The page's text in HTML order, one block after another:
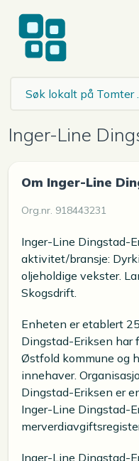
Inger-Line
Om Inger-Line
Org.nr. 918443231
Inger-Line Dingstad-
aktivitet/bransje:
oljeholdige vekster.
Skogsdrift.
Enheten er etablert
Dingstad-Eriksen har
Østfold kommune og
innehaver.
Dingstad-Eriksen er
Inger-Line Dingstad-
Inger-Line Dingstad-